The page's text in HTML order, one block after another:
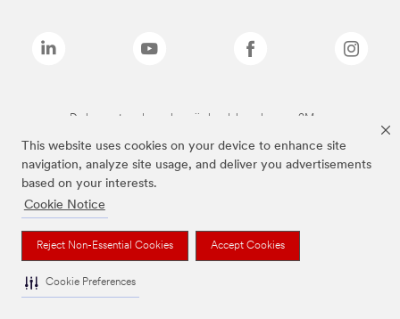
This website uses cookies on your device to enhance site
navigation, analyze site usage, and deliver you advertisements
based on your interests.
Cookie Notice
Reject Non-Essential Cookies Accept Cookies
Cookie Preferences
De bovenstaande merken zijn handelsmerken van 3M.we